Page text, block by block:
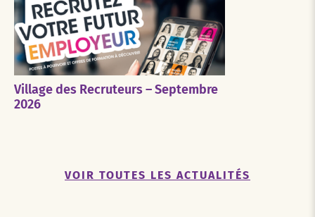
Village des Recruteurs – Septembre
2026
VOIR TOUTES LES ACTUALITÉS